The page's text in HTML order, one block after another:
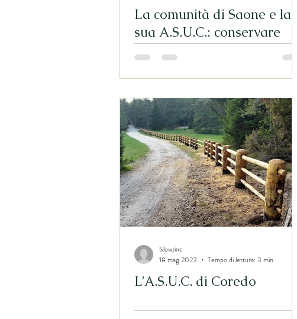
La comunità di Saone e la
sua A.S.U.C.: conservare
senza dissipare per le future
L’A.S.U.C. di Coredo
Slowzine
18 mag 2023
Tempo di lettura: 3 min